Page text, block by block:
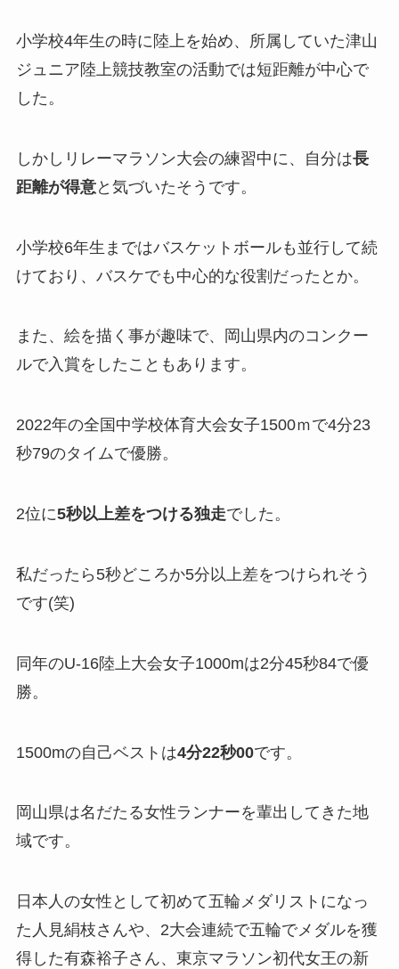
小学校4年生の時に陸上を始め、所属していた津山
ジュニア陸上競技教室の活動では短距離が中心で
した。
しかしリレーマラソン大会の練習中に、自分は長
距離が得意と気づいたそうです。
小学校6年生まではバスケットボールも並行して続
けており、バスケでも中心的な役割だったとか。
また、絵を描く事が趣味で、岡山県内のコンクー
ルで入賞をしたこともあります。
2022年の全国中学校体育大会女子1500ｍで4分23
秒79のタイムで優勝。
2位に5秒以上差をつける独走でした。
私だったら5秒どころか5分以上差をつけられそう
です(笑)
同年のU-16陸上大会女子1000mは2分45秒84で優
勝。
1500mの自己ベストは4分22秒00です。
岡山県は名だたる女性ランナーを輩出してきた地
域です。
日本人の女性として初めて五輪メダリストになっ
た人見絹枝さんや、2大会連続で五輪でメダルを獲
得した有森裕子さん、東京マラソン初代女王の新